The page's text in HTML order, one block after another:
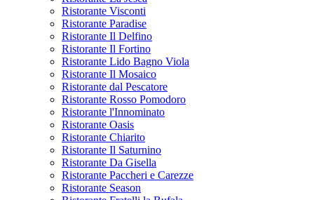
Ristorante Visconti
Ristorante Paradise
Ristorante Il Delfino
Ristorante Il Fortino
Ristorante Lido Bagno Viola
Ristorante Il Mosaico
Ristorante dal Pescatore
Ristorante Rosso Pomodoro
Ristorante l'Innominato
Ristorante Oasis
Ristorante Chiarito
Ristorante Il Saturnino
Ristorante Da Gisella
Ristorante Paccheri e Carezze
Ristorante Season